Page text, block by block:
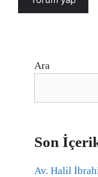
Ara
Son
Av. Halil